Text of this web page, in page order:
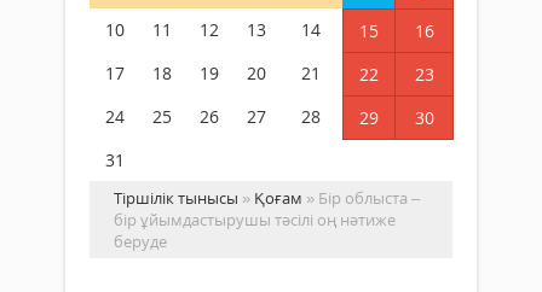
10
11 12 13 14 15
16
17
18 19 20 21 22
23
24
25 26 27 28 29
30
31
Тіршілік тынысы » Қоғам » Бір облыста –
бір ұйымдастырушы тәсілі оң нәтиже
беруде